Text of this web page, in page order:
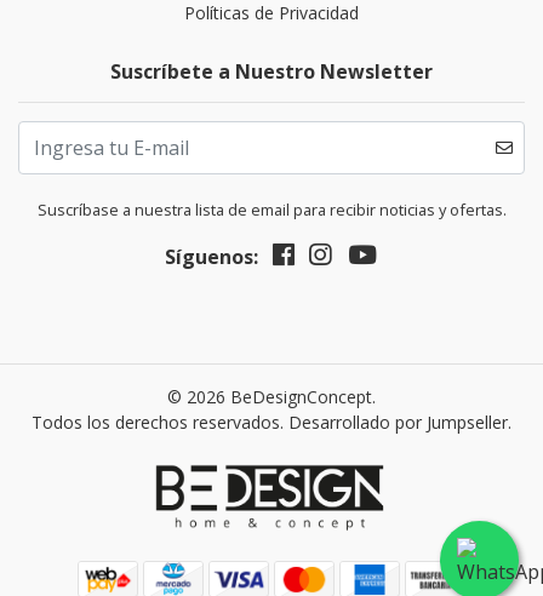
Políticas de Privacidad
Suscríbete a Nuestro Newsletter
Suscríbase a nuestra lista de email para recibir noticias y ofertas.
Síguenos:
© 2026 BeDesignConcept.
Todos los derechos reservados. Desarrollado por Jumpseller.